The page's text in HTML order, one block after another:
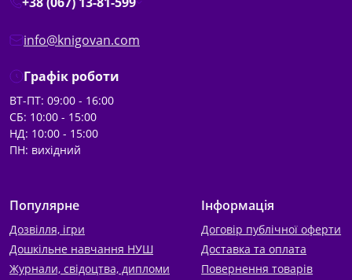
info@knigovan.com
Графік роботи
ВТ-ПТ: 09:00 - 16:00
СБ: 10:00 - 15:00
НД: 10:00 - 15:00
ПН: вихідний
Популярне
Дозвілля, ігри
Дошкільне навчання НУШ
Журнали, свідоцтва, дипломи
Інформація
Договір публічної оферти
Доставка та оплата
Повернення товарів